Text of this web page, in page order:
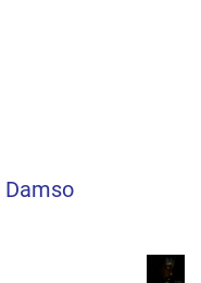
Damso